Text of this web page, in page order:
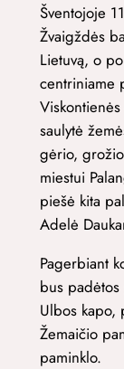
Šventojoje
Žvaigždės
Lietuvą, o
centriniame
saulytė
gėrio,
miestui
piešė kita
Adelė
Pagerbiant
bus
Ulbos kapo,
Žemaičio
paminklo.